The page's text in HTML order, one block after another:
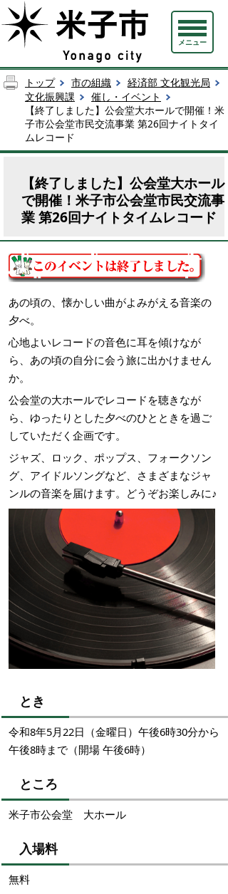
メニュー
トップ 市の組織
経済部 文化観光局
文化振興課
催し・イベント
【終了しました】公会堂大ホールで開催！米
子市公会堂市民交流事業 第26回ナイトタイ
ムレコード
【終了しました】公会堂大ホール
で開催！米子市公会堂市民交流事
業 第26回ナイトタイムレコード
あの頃の、懐かしい曲がよみがえる音楽の
夕べ。
心地よいレコードの音色に耳を傾けなが
ら、あの頃の自分に会う旅に出かけません
か。
公会堂の大ホールでレコードを聴きなが
ら、ゆったりとした夕べのひとときを過ご
していただく企画です。
ジャズ、ロック、ポップス、フォークソン
グ、アイドルソングなど、さまざまなジャ
ンルの音楽を届けます。どうぞお楽しみに♪
とき
令和8年5月22日（金曜日）午後6時30分から
午後8時まで（開場 午後6時）
ところ
米子市公会堂 大ホール
入場料
無料